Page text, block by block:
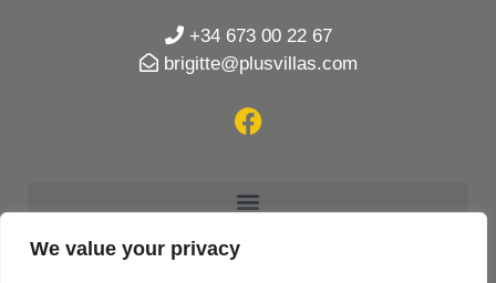
We value your privacy
+34 673 00 22 67
brigitte@plusvillas.com